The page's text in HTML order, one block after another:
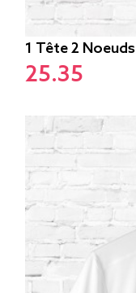
1 Tête 2 Noeuds
25.35